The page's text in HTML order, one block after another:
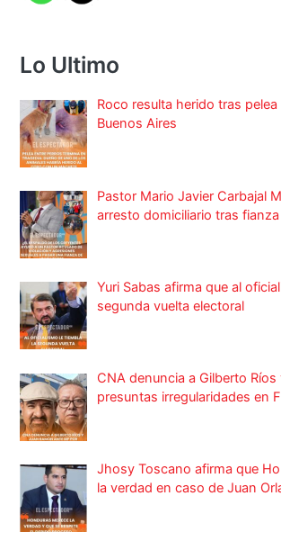
Lo Ultimo
Roco resulta herido tras
Buenos Aires
Pastor Mario Javier Carbajal
arresto domiciliario tras
Yuri Sabas afirma que al
segunda vuelta electoral
CNA denuncia a Gilberto
presuntas irregularidades en
Jhosy Toscano afirma que
la verdad en caso de Juan